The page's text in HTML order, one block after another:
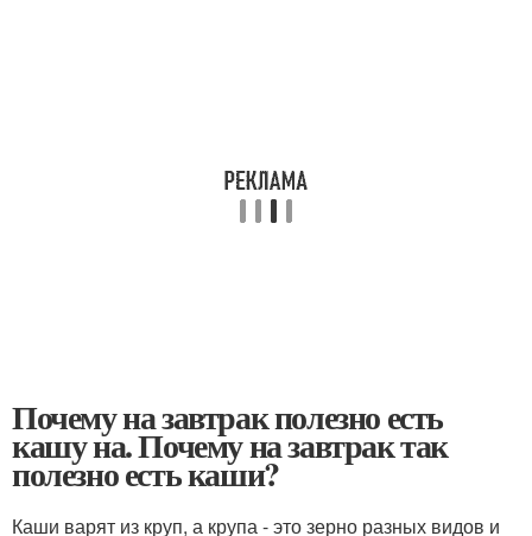
Почему на завтрак полезно есть
кашу на. Почему на завтрак так
полезно есть каши?
Каши варят из круп, а крупа - это зерно разных видов и